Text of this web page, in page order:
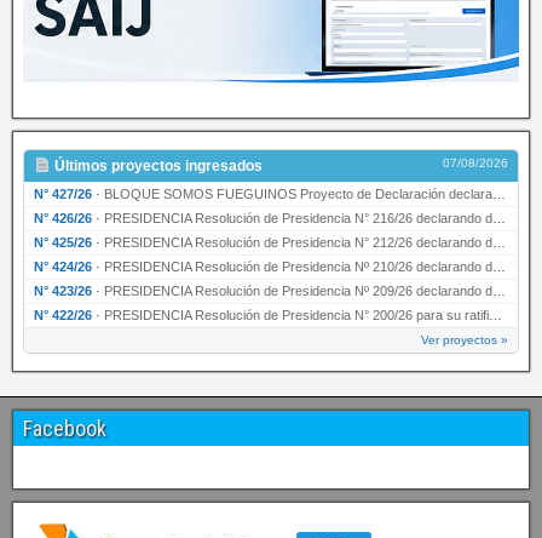
Últimos proyectos ingresados 07/08/2026
N° 427/26 · BLOQUE SOMOS FUEGUINOS Proyecto de Declaración declarando de interés provincial PRESIDENCI…
N° 426/26 · PRESIDENCIA Resolución de Presidencia N° 216/26 declarando de interés provincial la labor …
N° 425/26 · PRESIDENCIA Resolución de Presidencia N° 212/26 declarando de interés provincial el “50° A…
N° 424/26 · PRESIDENCIA Resolución de Presidencia Nº 210/26 declarando de interés provincial el proyec…
N° 423/26 · PRESIDENCIA Resolución de Presidencia Nº 209/26 declarando de interés provincial la presen…
N° 422/26 · PRESIDENCIA Resolución de Presidencia N° 200/26 para su ratificación.
Ver proyectos »
Facebook